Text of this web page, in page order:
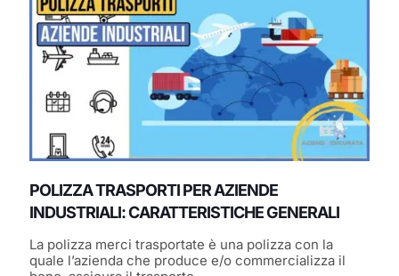
POLIZZA TRASPORTI PER AZIENDE
INDUSTRIALI: CARATTERISTICHE GENERALI
La polizza merci trasportate è una polizza con la
quale l’azienda che produce e/o commercializza il